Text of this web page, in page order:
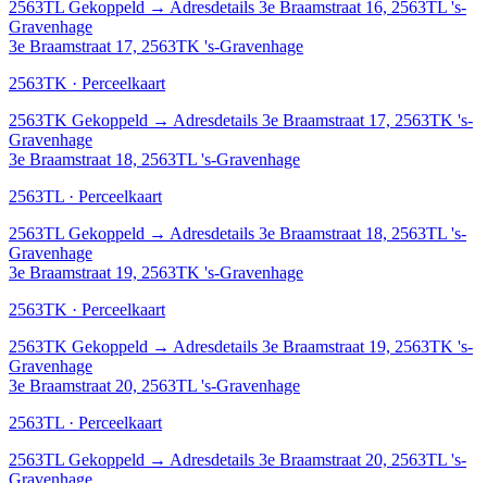
2563TL Gekoppeld → Adresdetails 3e Braamstraat 16, 2563TL 's-
Gravenhage
3e Braamstraat 17, 2563TK 's-Gravenhage
2563TK · Perceelkaart
2563TK Gekoppeld → Adresdetails 3e Braamstraat 17, 2563TK 's-
Gravenhage
3e Braamstraat 18, 2563TL 's-Gravenhage
2563TL · Perceelkaart
2563TL Gekoppeld → Adresdetails 3e Braamstraat 18, 2563TL 's-
Gravenhage
3e Braamstraat 19, 2563TK 's-Gravenhage
2563TK · Perceelkaart
2563TK Gekoppeld → Adresdetails 3e Braamstraat 19, 2563TK 's-
Gravenhage
3e Braamstraat 20, 2563TL 's-Gravenhage
2563TL · Perceelkaart
2563TL Gekoppeld → Adresdetails 3e Braamstraat 20, 2563TL 's-
Gravenhage